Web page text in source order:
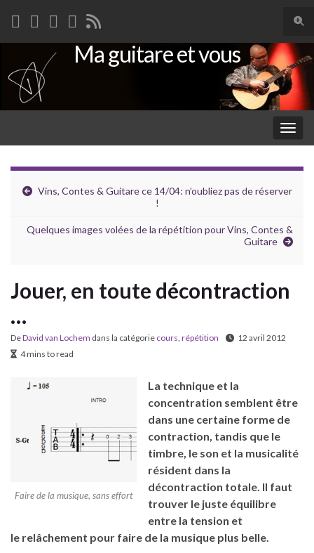
Search for:
Ma guitare et vous
Vins, Contes & Guitare ce 14/04: n’oubliez pas de réserver
!
Quelques images volées de la répétition pour Vins, Contes &
Guitare
Jouer, en toute décontraction
…
DeDavid van Lochem dans la catégorie cours répétition
12 avril 2012
4 mins to read
Faire de la musique, sans effort
La technique et la
concentration semblent être
dans une certaine forme de
contraction, tandis que le
timbre, le son et la musicalité
résident dans la
décontraction totale. Il faut
trouver le juste équilibre
entre la tension et
le relâchement pour faire de la musique plus belle.